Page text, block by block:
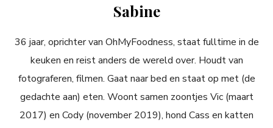
Sabine
36 jaar, oprichter van OhMyFoodness, staat fulltime in de
keuken en reist anders de wereld over. Houdt van
fotograferen, filmen. Gaat naar bed en staat op met (de
gedachte aan) eten. Woont samen zoontjes Vic (maart
2017) en Cody (november 2019), hond Cass en katten